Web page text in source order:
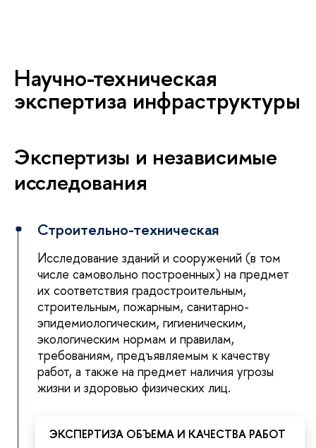
Научно-техническая
экспертиза инфраструктуры
Экспертизы и независимые
исследования
Строительно-техническая
Исследование зданий и сооружений (в том
числе самовольно построенных) на предмет
их соответствия градостроительным,
строительным, пожарным, санитарно-
эпидемиологическим, гигиеническим,
экологическим нормам и правилам,
требованиям, предъявляемым к качеству
работ, а также на предмет наличия угрозы
жизни и здоровью физических лиц.
ЭКСПЕРТИЗА ОБЪЕМА И КАЧЕСТВА РАБОТ